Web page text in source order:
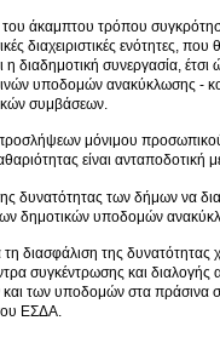
άκαμπτου τρόπου
διαχειριστικές ενότητες,
η διαδημοτική συνεργασία,
υποδομών ανακύκλωσης -
συμβάσεων.
μόνιμου προσωπικού
είναι ανταποδοτική
δυνατότητας των δήμων να
των δημοτικών υποδομών
τη διασφάλιση της
συγκέντρωσης και
των υποδομών στα πράσινα
ΕΣΔΑ.